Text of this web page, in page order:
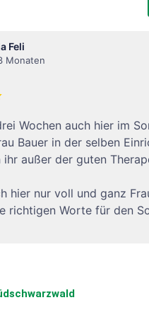
Feli
Monaten
Wochen auch hier im
Bauer in der selben
ihr außer der guten
hier nur voll und ganz
richtigen Worte für den